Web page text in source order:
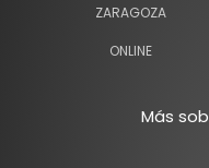
Más
ZARAGOZA
ONLINE